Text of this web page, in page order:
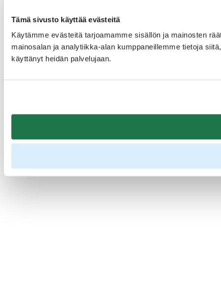
Tämä sivusto käyttää evästeitä
Käytämme evästeitä tarjoamamme sisällön ja mainosten
mainosalan ja analytiikka-alan kumppaneillemme tietoja
käyttänyt heidän palvelujaan.